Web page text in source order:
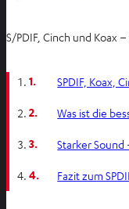
S/PDIF, Cinch und Koax
1. SPDIF, Koax,
2. Was ist die
3. Starker
4. Fazit zum